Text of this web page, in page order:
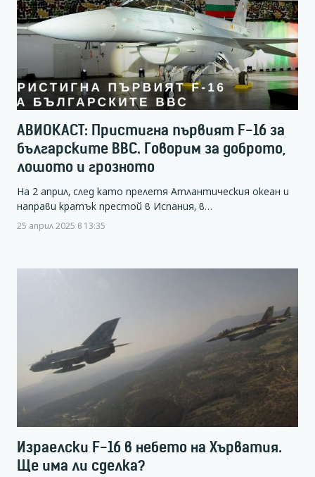
АВИОКАСТ: Пристигна първият F-16 за
българските ВВС. Говорим за доброто,
лошото и грозното
На 2 април, след като прелетя Атлантическия океан и
направи кратък престой в Испания, в…
25 април 2025 в 13:35
Израелски F-16 в небето на Хърватия.
Ще има ли сделка?